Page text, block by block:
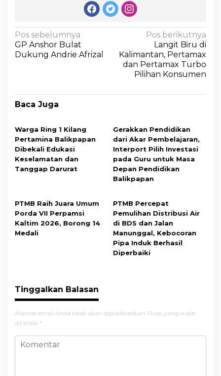
Pos sebelumnya
GP Anshor Bulat
Dukung Andrie Afrizal
Pos berikutnya
Langit Biru di
Kalimantan, Pertamax
dan Pertamax Turbo
Pilihan Konsumen
Baca Juga
Warga Ring 1 Kilang
Pertamina Balikpapan
Dibekali Edukasi
Keselamatan dan
Tanggap Darurat
Gerakkan Pendidikan
dari Akar Pembelajaran,
Interport Pilih Investasi
pada Guru untuk Masa
Depan Pendidikan
Balikpapan
PTMB Raih Juara Umum
Porda VII Perpamsi
Kaltim 2026, Borong 14
Medali
PTMB Percepat
Pemulihan Distribusi Air
di BDS dan Jalan
Manunggal, Kebocoran
Pipa Induk Berhasil
Diperbaiki
Tinggalkan Balasan
Alamat email Anda tidak akan dipublikasikan. Ruas yang wajib
ditandai *